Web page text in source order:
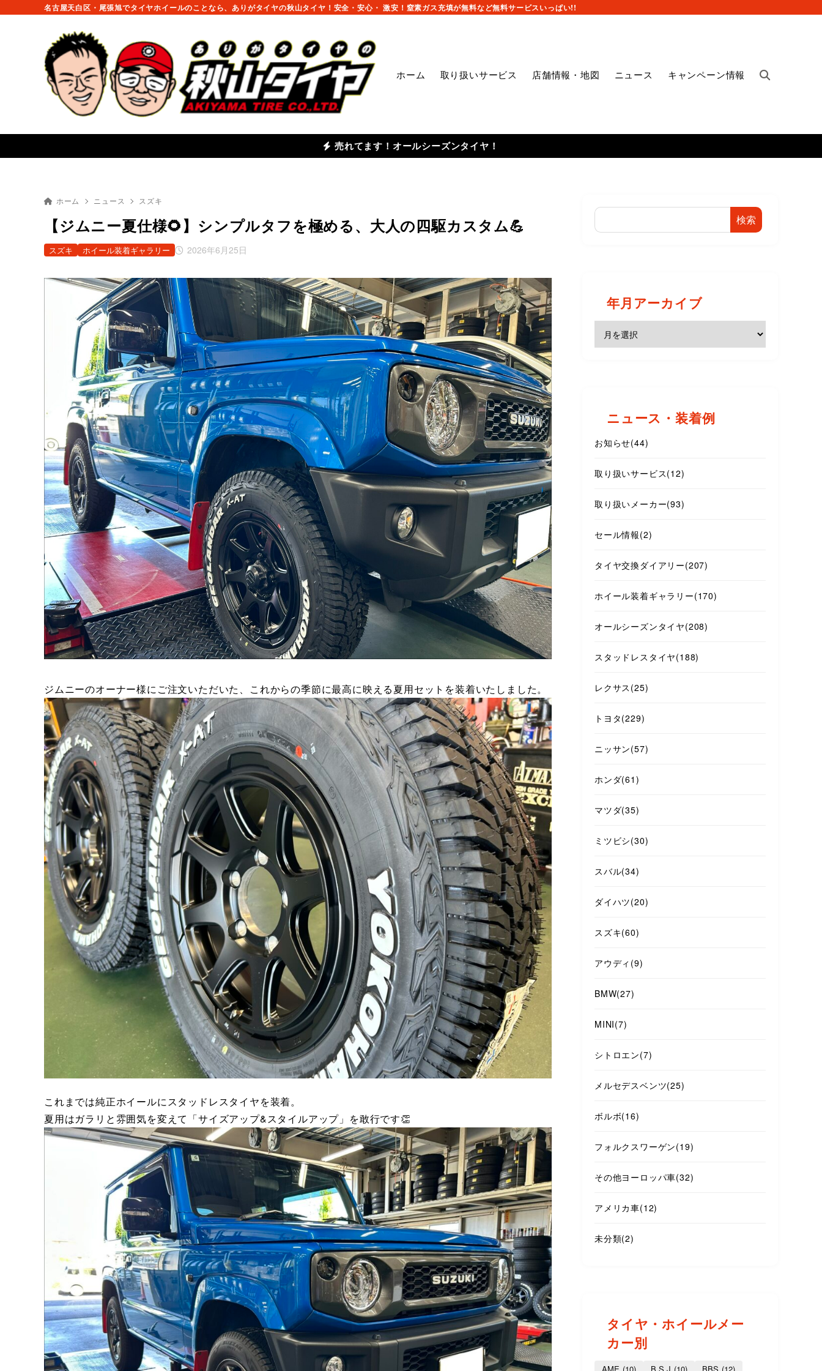
名古屋天白区・尾張旭でタイヤホイールのことなら、ありがタイヤの秋山タイヤ！安全・安心・ 激安！窒素ガス充填が無料など無料サービスいっぱい!!
ホーム 取り扱いサービス 店舗情報・地図 ニュース キャンペーン情報
売れてます！オールシーズンタイヤ！
ホーム ニュース スズキ
【ジムニー夏仕様🌻】シンプルタフを極める、大人の四駆カスタム💪
2026年6月25日
スズキ ホイール装着ギャラリー
ジムニーのオーナー様にご注文いただいた、これからの季節に最高に映える夏用セットを装着いたしました。
これまでは純正ホイールにスタッドレスタイヤを装着。
夏用はガラリと雰囲気を変えて「サイズアップ&スタイルアップ」を敢行です👏
検索
年月アーカイブ
ニュース・装着例
お知らせ(44)
取り扱いサービス(12)
取り扱いメーカー(93)
セール情報(2)
タイヤ交換ダイアリー(207)
ホイール装着ギャラリー(170)
オールシーズンタイヤ(208)
スタッドレスタイヤ(188)
レクサス (25)
トヨタ(229)
ニッサン(57)
ホンダ(61)
マツダ(35)
ミツビシ(30)
スバル(34)
ダイハツ(20)
スズキ(60)
アウディ (9)
BMW(27)
MINI(7)
シトロエン(7)
メルセデスベンツ(25)
ボルボ(16)
フォルクスワーゲン(19)
その他ヨーロッパ車(32)
アメリカ車(12)
未分類(2)
タイヤ・ホイールメー
カー別